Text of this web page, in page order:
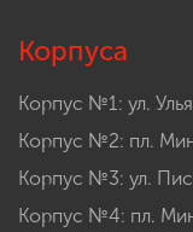
Корпуса
Корпус №1: ул.
Корпус №2: пл.
Корпус №3: ул.
Корпус №4: пл.